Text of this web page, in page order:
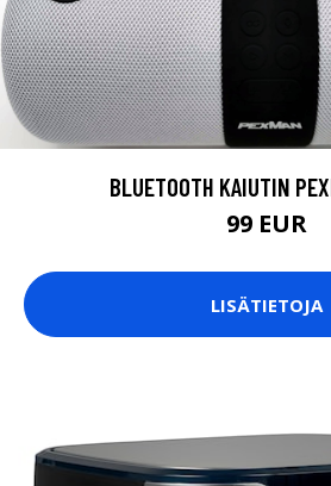
BLUETOOTH KAIUTIN
99 EUR
LISÄTIETOJA